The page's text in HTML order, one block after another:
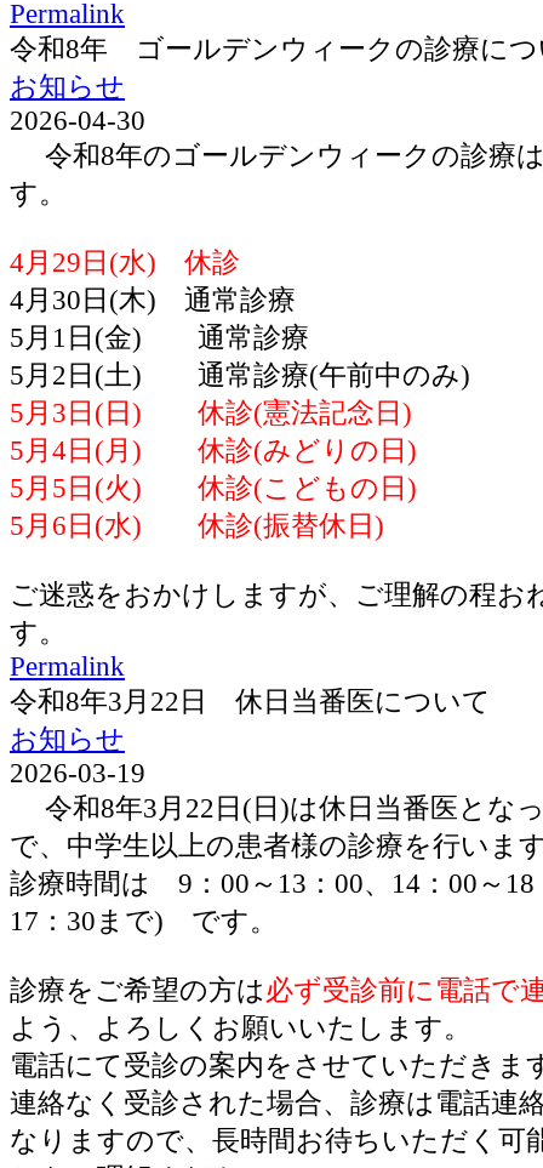
Permalink
令和8年 ゴールデンウィークの診療に
お知らせ
2026-04-30
令和8年のゴールデンウィークの診療
す。
4月29日(水) 休診
4月30日(木) 通常診療
5月1日(金) 通常診療
5月2日(土) 通常診療(午前中のみ)
5月3日(日) 休診(憲法記念日)
5月4日(月) 休診(みどりの日)
5月5日(火) 休診(こどもの日)
5月6日(水) 休診(振替休日)
ご迷惑をおかけしますが、ご理解の程お
す。
Permalink
令和8年3月22日 休日当番医について
お知らせ
2026-03-19
令和8年3月22日(日)は休日当番医とな
で、中学生以上の患者様の診療を行いま
診療時間は 9：00～13：00、14：00～
17：30まで) です。
診療をご希望の方は必ず受診前に電話で
よう、よろしくお願いいたします。
電話にて受診の案内をさせていただきま
連絡なく受診された場合、診療は電話連
なりますので、長時間お待ちいただく可